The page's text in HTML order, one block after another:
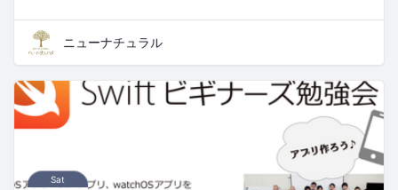
ニューナチュラル
Sat